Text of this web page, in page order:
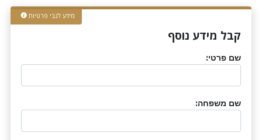
מידע לגבי פרטיות
קבל מידע נוסף
שם פרטי:
שם משפחה: